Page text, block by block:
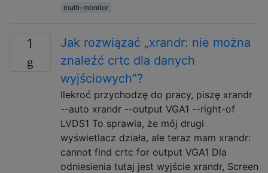
multi-monitor
1
Jak rozwiązać „xrandr: nie można
znaleźć crtc dla danych
wyjściowych”?
Ilekroć przychodzę do pracy, piszę xrandr
--auto xrandr --output VGA1 --right-of
LVDS1 To sprawia, że ​​mój drugi
wyświetlacz działa, ale teraz mam xrandr:
cannot find crtc for output VGA1 Dla
odniesienia tutaj jest wyjście xrandr, Screen